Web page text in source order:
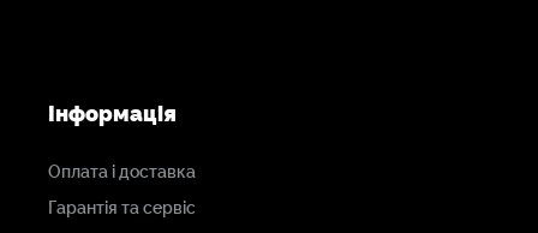
Інформація
Оплата і доставка
Гарантія та сервіс